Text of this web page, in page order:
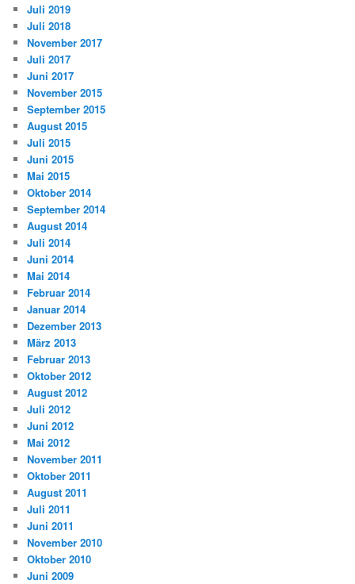
Juli 2019
Juli 2018
November 2017
Juli 2017
Juni 2017
November 2015
September 2015
August 2015
Juli 2015
Juni 2015
Mai 2015
Oktober 2014
September 2014
August 2014
Juli 2014
Juni 2014
Mai 2014
Februar 2014
Januar 2014
Dezember 2013
März 2013
Februar 2013
Oktober 2012
August 2012
Juli 2012
Juni 2012
Mai 2012
November 2011
Oktober 2011
August 2011
Juli 2011
Juni 2011
November 2010
Oktober 2010
Juni 2009